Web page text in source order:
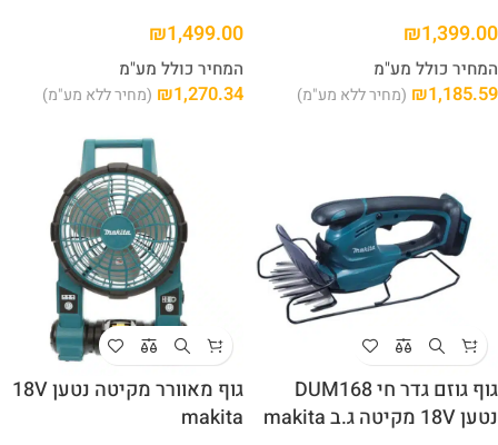
₪1,399.00
המחיר כולל מע"מ
₪1,185.59 (מחיר ללא מע"מ)
₪1,499.00
המחיר כולל מע"מ
₪1,270.34 (מחיר ללא מע"מ)
גוף גוזם גדר חי DUM168
נטען 18V מקיטה ג.ב makita
גוף מאוורר מקיטה נטען 18V
makita